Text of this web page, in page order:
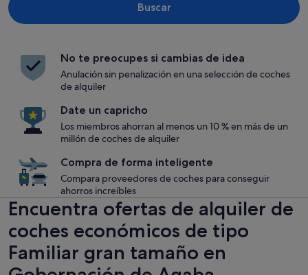
Buscar
No te preocupes si cambias de idea
Anulación sin penalización en una selección de coches
de alquiler
Date un capricho
Los miembros ahorran al menos un 10 % en más de un
millón de coches de alquiler
Compra de forma inteligente
Compara proveedores de coches para conseguir
ahorros increíbles
Encuentra ofertas de alquiler de
coches económicos de tipo
Familiar gran tamaño en